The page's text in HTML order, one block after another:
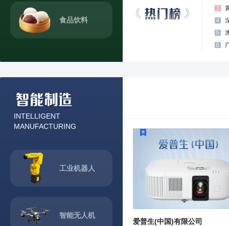
食品饮料
INTELLIGENT
MANUFACTURING
工业机器人
智能无人机
爱普生(中国)有限公司